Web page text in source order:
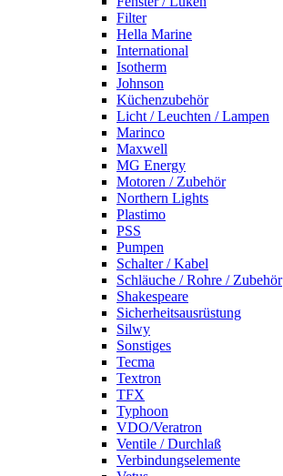
Filter
Hella Marine
International
Isotherm
Johnson
Küchenzubehör
Licht / Leuchten / Lampen
Marinco
Maxwell
MG Energy
Motoren / Zubehör
Northern Lights
Plastimo
PSS
Pumpen
Schalter / Kabel
Schläuche / Rohre / Zubehör
Shakespeare
Sicherheitsausrüstung
Silwy
Sonstiges
Tecma
Textron
TFX
Typhoon
VDO/Veratron
Ventile / Durchlaß
Verbindungselemente